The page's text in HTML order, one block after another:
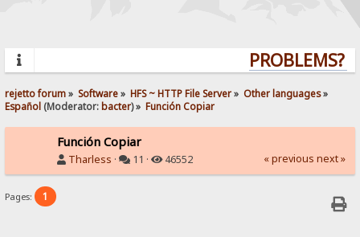
PROBLEMS?
rejetto forum» Software» HFS ~ HTTP File Server» Other languages»
Español (Moderator: bacter) » Función Copiar
Función Copiar
Tharless · 11 · 46552 « previous next »
Pages: 1